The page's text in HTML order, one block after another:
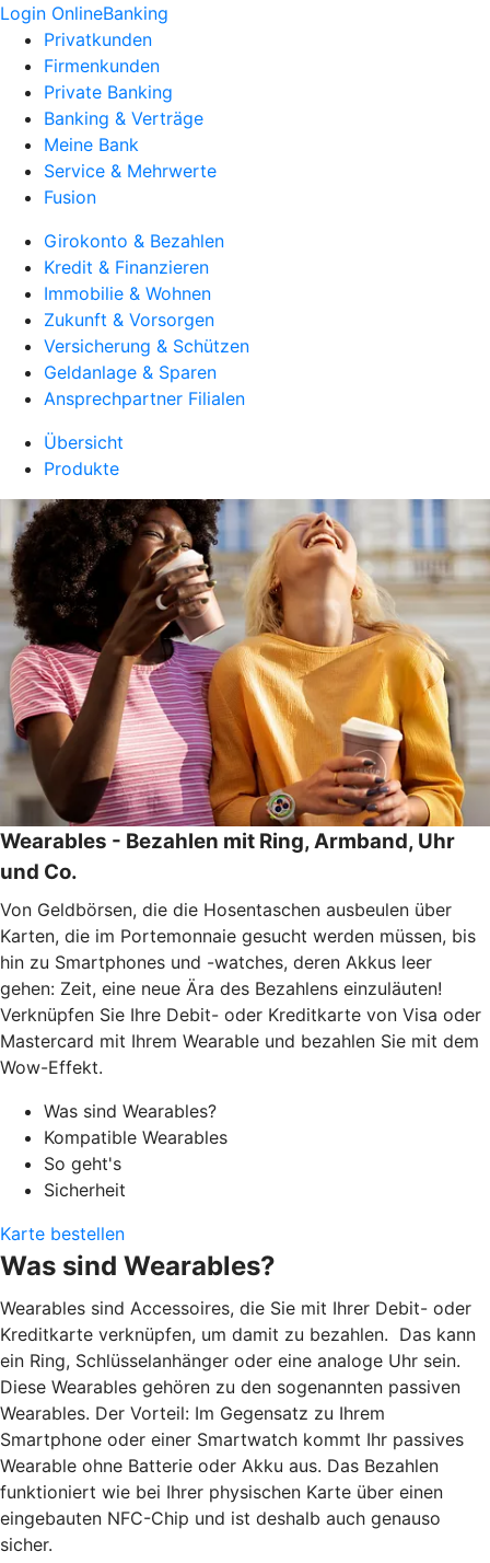
Login OnlineBanking
Privatkunden
Firmenkunden
Private Banking
Banking & Verträge
Meine Bank
Service & Mehrwerte
Fusion
Girokonto & Bezahlen
Kredit & Finanzieren
Immobilie & Wohnen
Zukunft & Vorsorgen
Versicherung & Schützen
Geldanlage & Sparen
Ansprechpartner Filialen
Übersicht
Produkte
Wearables - Bezahlen mit Ring, Armband, Uhr
und Co.
Von Geldbörsen, die die Hosentaschen ausbeulen über
Karten, die im Portemonnaie gesucht werden müssen, bis
hin zu Smartphones und -watches, deren Akkus leer
gehen: Zeit, eine neue Ära des Bezahlens einzuläuten!
Verknüpfen Sie Ihre Debit- oder Kreditkarte von Visa oder
Mastercard mit Ihrem Wearable und bezahlen Sie mit dem
Wow-Effekt.
Was sind Wearables?
Kompatible Wearables
So geht's
Sicherheit
Karte bestellen
Was sind Wearables?
Wearables sind Accessoires, die Sie mit Ihrer Debit- oder
Kreditkarte verknüpfen, um damit zu bezahlen. Das kann
ein Ring, Schlüsselanhänger oder eine analoge Uhr sein.
Diese Wearables gehören zu den sogenannten passiven
Wearables. Der Vorteil: Im Gegensatz zu Ihrem
Smartphone oder einer Smartwatch kommt Ihr passives
Wearable ohne Batterie oder Akku aus. Das Bezahlen
funktioniert wie bei Ihrer physischen Karte über einen
eingebauten NFC-Chip und ist deshalb auch genauso
sicher.